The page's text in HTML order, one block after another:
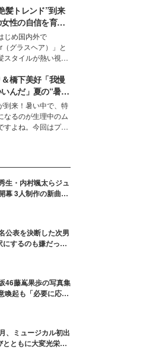
いう共通点を持つモ
島村雄大の特別対
それぞれの視点か
ではの魅力や予想外
らす奥深いストーリ
く語り合ってもらっ
髪トレンド”到来
性の自信を育む
情」って？
じめ国内外で
（グラスヘア）」と
スタイルが熱い視線
度を高めるベースと
ものの美しさ”に改
人が増えている様
そんな憧れの艶やか
叶える、美容好きの
アケア事情を紹介し
橋下美好「我慢
んだ」夏の“暑さ
い選択肢とは？
到来！暑い中で、特
なるのが生理中のム
すよね。今回はプラ
本音で女子会トー
出かけを快適に過ご
2人が感動した夏の
にも迫りました。
生・内村颯太らジュ
幕 3人制作の新曲＆
【ゲネプロレポ】
公表を決断した次男
するのも嫌だっ
46藤嶌果歩の写真集
喚起も「必要に応じ
、ミュージカル初出
ともに大変光栄」